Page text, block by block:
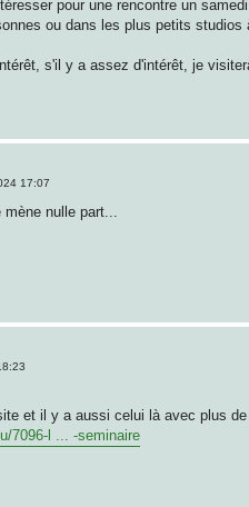
pour une rencontre un
ou dans les plus petits studios
s'il y a assez d'intérêt, je
17:07
nulle part...
et il y a aussi celui là avec plus
7096-l ... -seminaire